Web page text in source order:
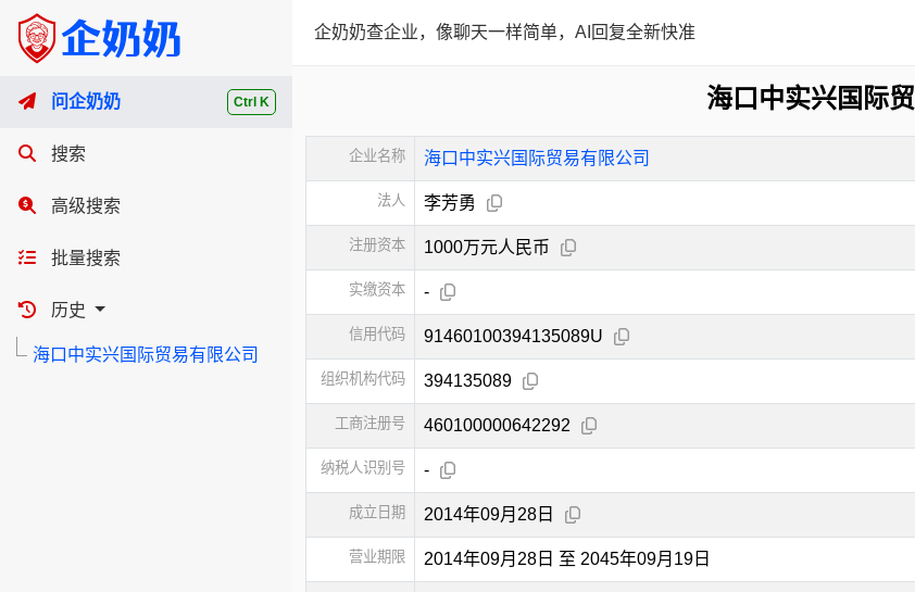
Ctrl K
问企奶奶
搜索
高级搜索
批量搜索
历史
海口中实兴国际贸易有限公司
企奶奶查企业，像聊天一样简单，AI回复全新快准
海口中实兴国际
企业名称 海口中实兴国际贸易有限公司
法人 李芳勇
注册资本 1000万元人民币
实缴资本 -
信用代码 91460100394135089U
组织机构代码 394135089
工商注册号 460100000642292
纳税人识别号 -
成立日期 2014年09月28日
营业期限 2014年09月28日 至 2045年09月19日